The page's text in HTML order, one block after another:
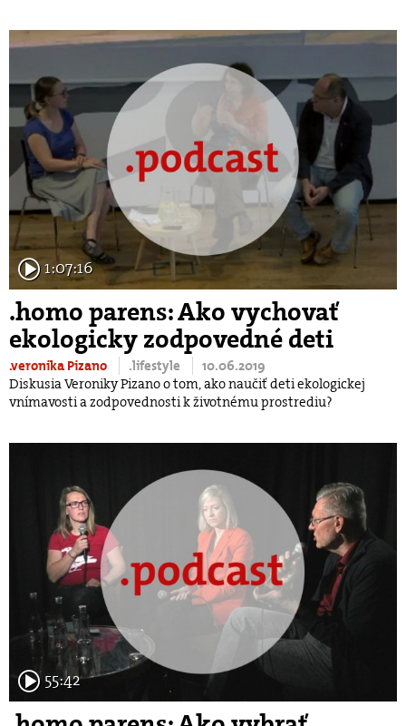
1:07:16
.homo parens: Ako vychovať
ekologicky zodpovedné deti
.veronika Pizano .lifestyle
10.06.2019
Diskusia Veroniky Pizano o tom, ako naučiť deti ekologickej
vnímavosti a zodpovednosti k životnému prostrediu?
55:42